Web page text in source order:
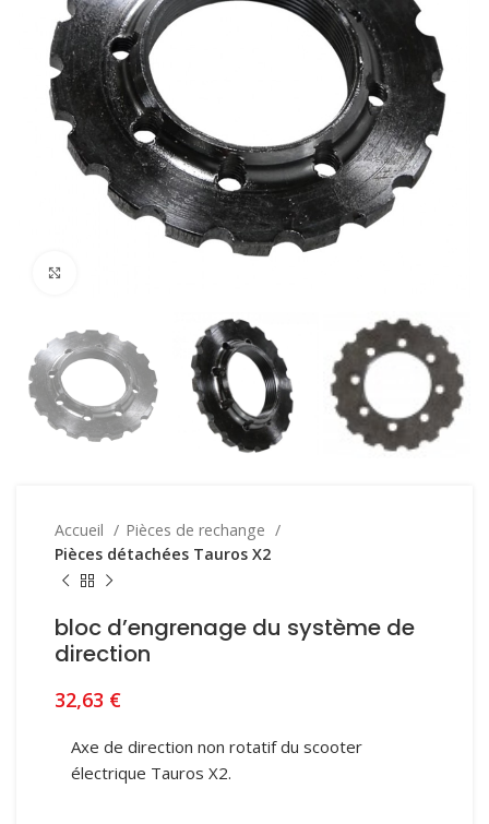
Accueil
Pièces de rechange
Pièces détachées Tauros X2
bloc d’engrenage du système de
direction
32,63 €
Axe de direction non rotatif du scooter
électrique Tauros X2.